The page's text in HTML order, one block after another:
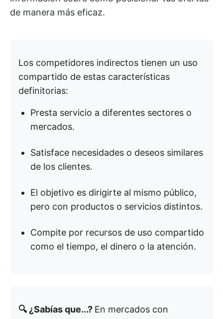
de manera más eficaz.
Los competidores indirectos tienen un uso
compartido de estas características
definitorias:
Presta servicio a diferentes sectores o
mercados.
Satisface necesidades o deseos similares
de los clientes.
El objetivo es dirigirte al mismo público,
pero con productos o servicios distintos.
Compite por recursos de uso compartido
como el tiempo, el dinero o la atención.
🔍 ¿Sabías que...? En mercados con